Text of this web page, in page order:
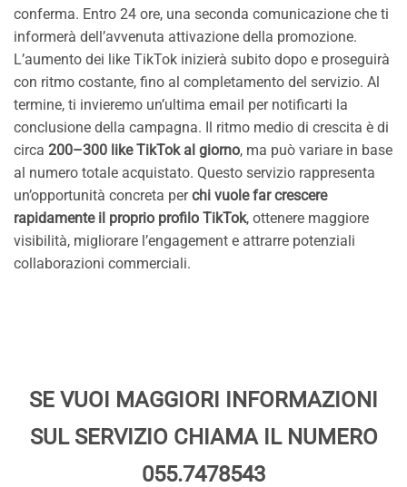
conferma. Entro 24 ore, una seconda comunicazione che ti
informerà dell’avvenuta attivazione della promozione.
L’aumento dei like TikTok inizierà subito dopo e proseguirà
con ritmo costante, fino al completamento del servizio. Al
termine, ti invieremo un’ultima email per notificarti la
conclusione della campagna. Il ritmo medio di crescita è di
circa 200–300 like TikTok al giorno, ma può variare in base
al numero totale acquistato. Questo servizio rappresenta
un’opportunità concreta perchi vuole far crescere
rapidamente il proprio profilo TikTok, ottenere maggiore
visibilità, migliorare l’engagement e attrarre potenziali
collaborazioni commerciali.
SE VUOI MAGGIORI INFORMAZIONI
SUL SERVIZIO CHIAMA IL NUMERO
055.7478543